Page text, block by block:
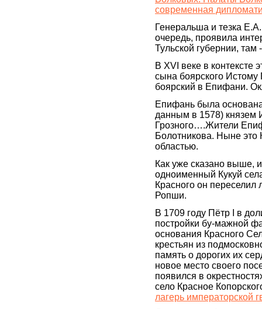
современная
Генеральша и тезка
очередь, проявила
Тульской губернии,
В XVI веке в
сына боярского
боярский в Епифани.
Епифань была
данным в 1578) князем
Грозного….Жители
Болотникова. Ныне это
областью.
Как уже сказано выше,
одноименный Кукуй
Красного он
Ропши.
В 1709 году Пётр I в
постройки бу-мажной
основания Красного
крестьян из
память о дорогих их
новое место своего
появился в
село Красное
лагерь императорской